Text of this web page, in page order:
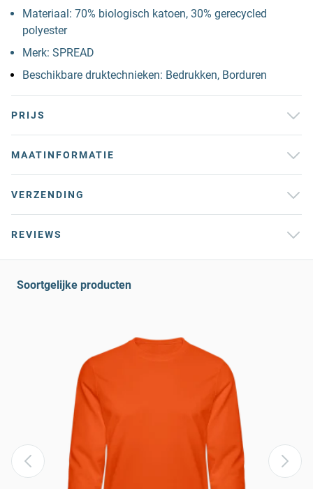
Materiaal: 70% biologisch katoen, 30% gerecycled
polyester
Merk: SPREAD
Beschikbare druktechnieken: Bedrukken, Borduren
PRIJS
MAATINFORMATIE
VERZENDING
REVIEWS
Soortgelijke producten